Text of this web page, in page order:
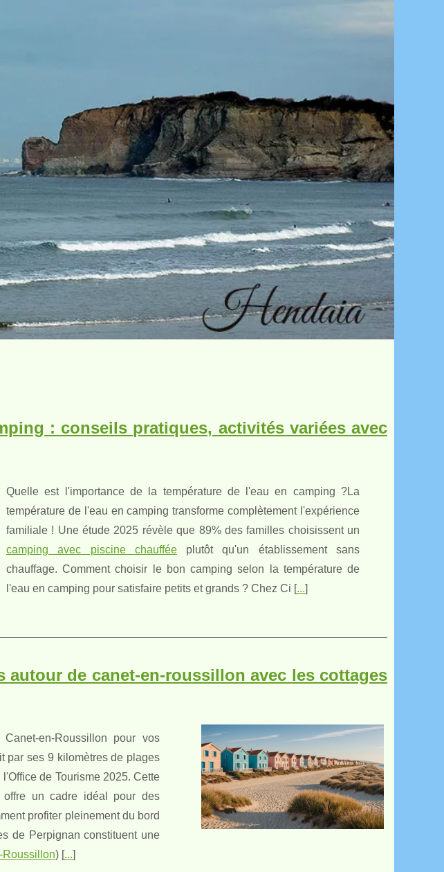
: conseils pratiques, activités variées avec
Quelle est l'importance de la température de l'eau en camping ?La
température de l'eau en camping transforme complètement l'expérience
familiale ! Une étude 2025 révèle que 89% des familles choisissent un
camping avec piscine chaufféeplutôt qu'un établissement sans
chauffage. Comment choisir le bon camping selon la température de
l'eau en camping pour satisfaire petits et grands ? Chez Ci [...]
autour de canet-en-roussillon avec les cottages
en-Roussillon pour vos
par ses 9 kilomètres de plages
de Tourisme 2025. Cette
offre un cadre idéal pour des
profiter pleinement du bord
de Perpignan constituent une
Roussillon) [...]